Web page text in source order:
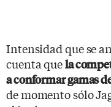
Intensidad que se
cuenta quela
a conformar gamas
de momento sólo